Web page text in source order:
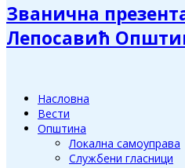
Званична
Лепосавић
Насловна
Вести
Општина
Локална самоуправа
Службени гласници